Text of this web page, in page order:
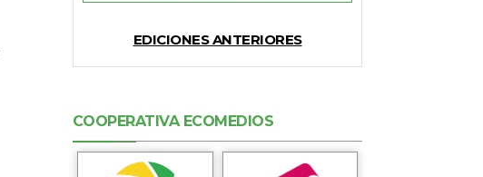
EDICIONES ANTERIORES
COOPERATIVA ECOMEDIOS